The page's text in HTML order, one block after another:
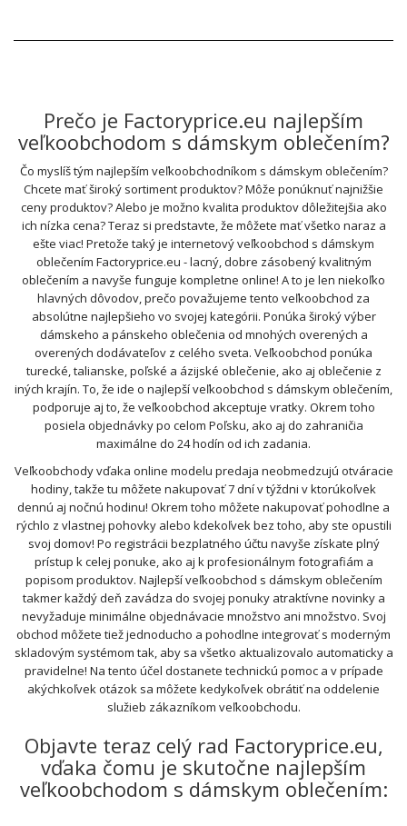
Prečo je Factoryprice.eu najlepším
veľkoobchodom s dámskym oblečením?
Čo myslíš tým najlepším veľkoobchodníkom s dámskym oblečením?
Chcete mať široký sortiment produktov? Môže ponúknuť najnižšie
ceny produktov? Alebo je možno kvalita produktov dôležitejšia ako
ich nízka cena? Teraz si predstavte, že môžete mať všetko naraz a
ešte viac! Pretože taký je internetový veľkoobchod s dámskym
oblečením Factoryprice.eu - lacný, dobre zásobený kvalitným
oblečením a navyše funguje kompletne online! A to je len niekoľko
hlavných dôvodov, prečo považujeme tento veľkoobchod za
absolútne najlepšieho vo svojej kategórii. Ponúka široký výber
dámskeho a pánskeho oblečenia od mnohých overených a
overených dodávateľov z celého sveta. Veľkoobchod ponúka
turecké, talianske, poľské a ázijské oblečenie, ako aj oblečenie z
iných krajín. To, že ide o najlepší veľkoobchod s dámskym oblečením,
podporuje aj to, že veľkoobchod akceptuje vratky. Okrem toho
posiela objednávky po celom Poľsku, ako aj do zahraničia
maximálne do 24 hodín od ich zadania.
Veľkoobchody vďaka online modelu predaja neobmedzujú otváracie
hodiny, takže tu môžete nakupovať 7 dní v týždni v ktorúkoľvek
dennú aj nočnú hodinu! Okrem toho môžete nakupovať pohodlne a
rýchlo z vlastnej pohovky alebo kdekoľvek bez toho, aby ste opustili
svoj domov! Po registrácii bezplatného účtu navyše získate plný
prístup k celej ponuke, ako aj k profesionálnym fotografiám a
popisom produktov. Najlepší veľkoobchod s dámskym oblečením
takmer každý deň zavádza do svojej ponuky atraktívne novinky a
nevyžaduje minimálne objednávacie množstvo ani množstvo. Svoj
obchod môžete tiež jednoducho a pohodlne integrovať s moderným
skladovým systémom tak, aby sa všetko aktualizovalo automaticky a
pravidelne! Na tento účel dostanete technickú pomoc a v prípade
akýchkoľvek otázok sa môžete kedykoľvek obrátiť na oddelenie
služieb zákazníkom veľkoobchodu.
Objavte teraz celý rad Factoryprice.eu,
vďaka čomu je skutočne najlepším
veľkoobchodom s dámskym oblečením: